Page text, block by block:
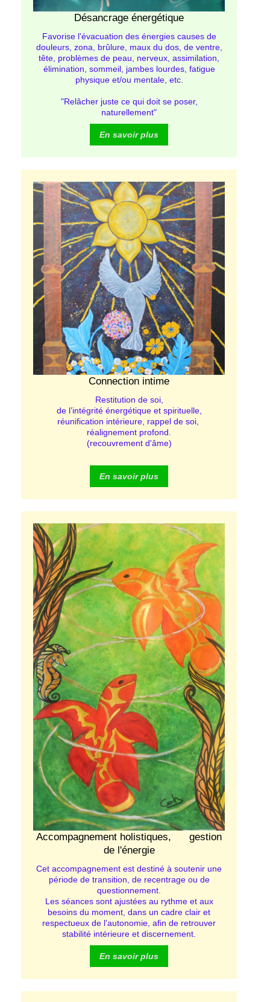
Désancrage énergétique
Favorise l'évacuation des énergies causes de
douleurs, zona, brûlure, maux du dos, de ventre,
tête, problèmes de peau, nerveux, assimilation,
élimination, sommeil, jambes lourdes, fatigue
physique et/ou mentale, etc.
"Relâcher juste ce qui doit se poser,
naturellement"
En savoir plus
Connection intime
Restitution de soi,
de l’intégrité énergétique et spirituelle,
réunification intérieure, rappel de soi,
réalignement profond.
(recouvrement d'âme)
En savoir plus
Accompagnement holistiques, gestion
de l'énergie
Cet accompagnement est destiné à soutenir une
période de transition, de recentrage ou de
questionnement.
Les séances sont ajustées au rythme et aux
besoins du moment, dans un cadre clair et
respectueux de l’autonomie, afin de retrouver
stabilité intérieure et discernement.
En savoir plus